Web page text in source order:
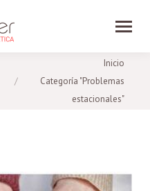
Inicio
Categoría "Problemas
estacionales"